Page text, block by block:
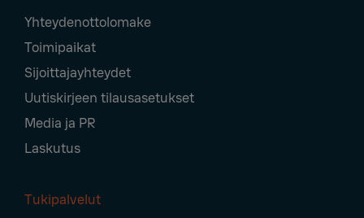
Navigation
Yhteydenottolomake
Toimipaikat
Sijoittajayhteydet
Uutiskirjeen tilausasetukset
Media ja PR
Laskutus
Tukipalvelut